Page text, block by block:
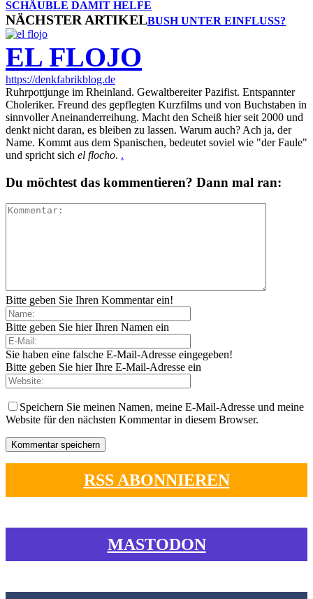
SCHÄUBLE DAMIT HELFE
NÄCHSTER ARTIKELBUSH UNTER EINFLUSS?
EL FLOJO
https://denkfabrikblog.de
Ruhrpottjunge im Rheinland. Gewaltbereiter Pazifist. Entspannter
Choleriker. Freund des gepflegten Kurzfilms und von Buchstaben in
sinnvoller Aneinanderreihung. Macht den Scheiß hier seit 2000 und
denkt nicht daran, es bleiben zu lassen. Warum auch? Ach ja, der
Name. Kommt aus dem Spanischen, bedeutet soviel wie "der Faule"
und spricht sich el flocho. .
Du möchtest das kommentieren? Dann mal ran:
Bitte geben Sie Ihren Kommentar ein!
Bitte geben Sie hier Ihren Namen ein
Sie haben eine falsche E-Mail-Adresse eingegeben!
Bitte geben Sie hier Ihre E-Mail-Adresse ein
Speichern Sie meinen Namen, meine E-Mail-Adresse und meine
Website für den nächsten Kommentar in diesem Browser.
RSS ABONNIEREN
MASTODON